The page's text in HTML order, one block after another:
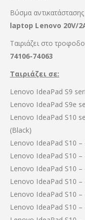
Βύσμα αντικατάστασης
laptop Lenovo 20V/
Ταιριάζει στο
74106-74063
Ταιριάζει σε:
Lenovo IdeaPad S9
Lenovo IdeaPad S9e
Lenovo IdeaPad S10
(Black)
Lenovo IdeaPad S10
Lenovo IdeaPad S10 –
Lenovo IdeaPad S10
Lenovo IdeaPad S10 –
Lenovo IdeaPad S10
Lenovo IdeaPad S10 –